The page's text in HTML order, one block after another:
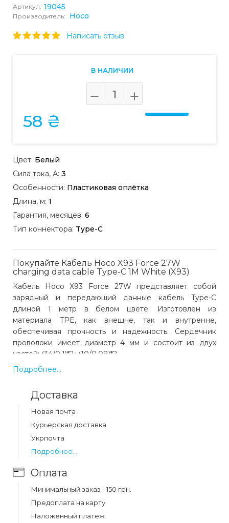
Артикул: 19045
Производитель: Hoco
Написать отзыв
В НАЛИЧИИ
58 ₴
Цвет: Белый
Сила тока, А: 3
Особенности: Пластиковая оплётка
Длина, м: 1
Гарантия, месяцев: 6
Тип коннектора: Type-C
Покупайте Кабель Hoco X93 Force 27W
charging data cable Type-C 1M White (X93)
Кабель Hoco X93 Force 27W представляет собой
зарядный и передающий данные кабель Type-C
длиной 1 метр в белом цвете. Изготовлен из
материала TPE, как внешне, так и внутренне,
обеспечивая прочность и надежность. Сердечник
проволоки имеет диаметр 4 мм и состоит из двух
частей: (34/0.1)*2+(10/0.08)*2.
Этот кабель поддерживает быструю зарядку
мощностью до 27 Вт, обеспечивая максимальную
различными устройствами, поддерживающими разъем
Type-C.
Характеристики:
Бренд: Носо
Вес: 29 г
Внешний материал: TPE
Материал соединения: TPE
Сердечник проволоки: (34/0.1)*2+(10/0.08)*2 OD4
Подробнее...
Доставка
Новая почта
Курьерская доставка
Укрпочта
Подробнее...
Оплата
Минимальный заказ - 150 грн.
Предоплата на карту
Наложенный платеж